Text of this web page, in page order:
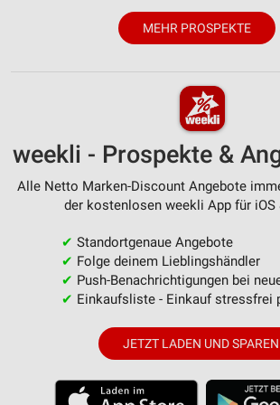
MEHR PROSPEKTE
weekli - Prospekte &
Alle Netto Marken-Discount Angebote
der kostenlosen weekli App für iOS
✔ Standortgenaue Angebote
✔ Folge deinem Lieblingshändler
✔ Push-Benachrichtigungen bei
✔ Einkaufsliste - Einkauf stressfrei
JETZT LADEN UND
Geräte anhand von aktiv angeforderten
Informationen identifizieren
Nicht-IAB-Verarbeitungszwecke:
Notwendig
Funktional
Werbung